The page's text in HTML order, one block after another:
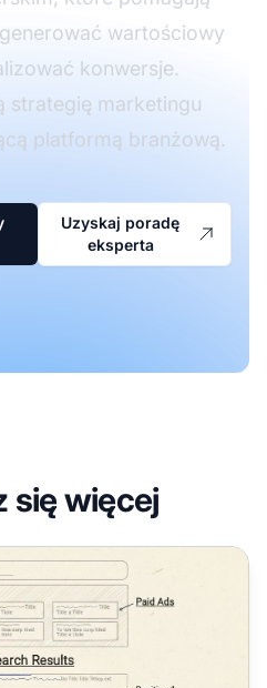
wartościowy
konwersje.
strategię marketingu
platformą branżową.
Uzyskaj poradę
eksperta
się więcej
Kompletny przewodnik po